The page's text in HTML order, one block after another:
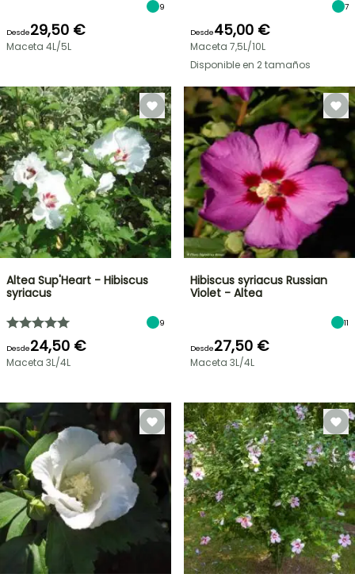
9
Desde29,50 €
Maceta 4L/5L
7
Desde45,00 €
Maceta 7,5L/10L
Disponible en 2 tamaños
Altea Sup'Heart - Hibiscus
syriacus
9
Desde24,50 €
Maceta 3L/4L
Hibiscus syriacus Russian
Violet - Altea
11
Desde27,50 €
Maceta 3L/4L